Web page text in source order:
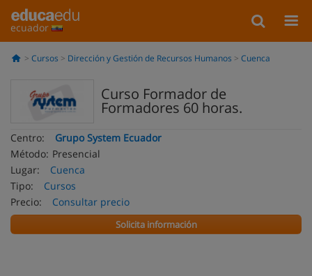
ecuador
Cursos Dirección y Gestión de Recursos Humanos Cuenca
Curso Formador de
Formadores 60 horas.
Centro:
Grupo System Ecuador
Método: Presencial
Lugar:
Cuenca
Tipo:
Cursos
Precio:
Consultar precio
Solicita información